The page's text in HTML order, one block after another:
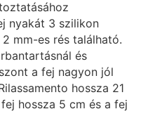
nyakát 3 szilikon
mm-es rés található.
és
a fej nagyon jól
hossza 21
hossza 5 cm és a fej